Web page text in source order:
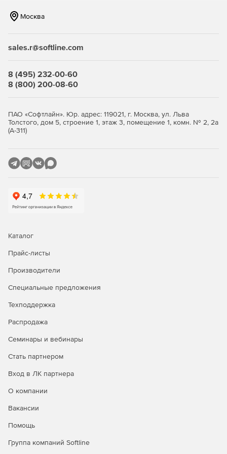
Управление угрозами и мониторинг
инструменты для мониторинга угроз и событий на
Централизованное обновление и
Решение предоставляет возможность централизованного
обновления вирусных баз и программного обеспечения
Легкость внедрения и
Kaspersky Endpoint Security Cloud обеспечивает легкость
адаптировать систему под свои потребности.
Экономия ресурсов
Решение обеспечивает оптимизированное
использование ресурсов системы, минимизируя влияние
Москва
sales.r@softline.com
8 (495) 232-00-60
8 (800) 200-08-60
ПАО «Софтлайн». Юр. адрес: 119021, г. Москва, ул. Льва
Толстого, дом 5, строение 1, этаж 3, помещение 1, комн. № 2, 2а
(А-311)
Каталог
Прайс-листы
Производители
Специальные предложения
Техподдержка
Распродажа
Семинары и вебинары
Стать партнером
Вход в ЛК партнера
О компании
Вакансии
Помощь
Группа компаний Softline